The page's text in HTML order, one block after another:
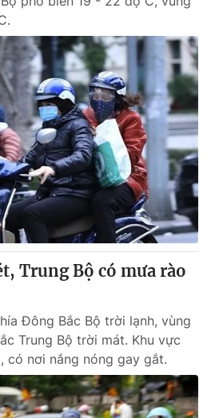
Trung Bộ có mưa rào
Đông Bắc Bộ trời lạnh, vùng
Trung Bộ trời mát. Khu vực
có nơi nắng nóng gay gắt.